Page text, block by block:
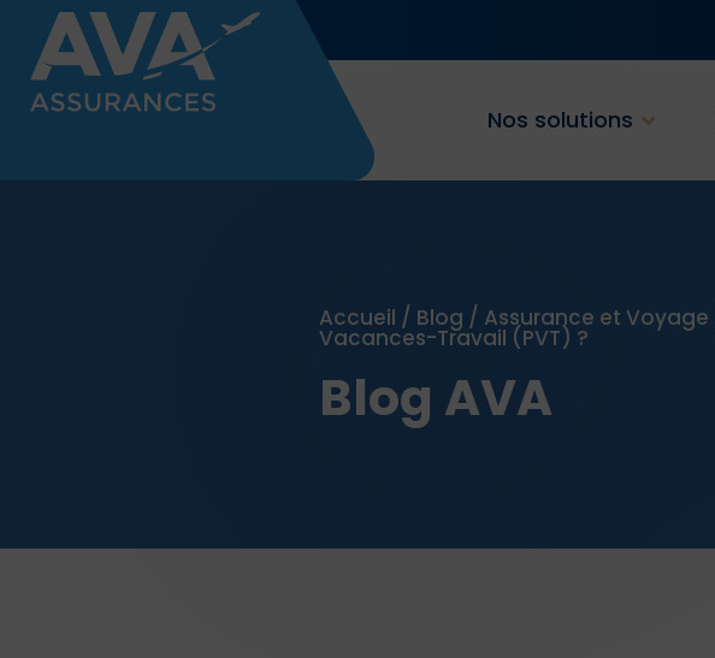
Nos solutions
Accueil / Blog / Assurance et Voyage
Vacances-Travail (PVT) ?
Blog AVA